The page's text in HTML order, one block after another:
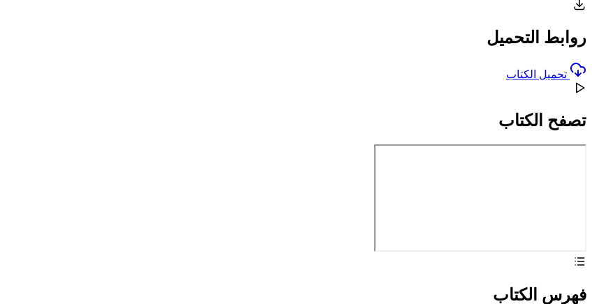
روابط التحميل
تحميل الكتاب
تصفح الكتاب
فهرس الكتاب